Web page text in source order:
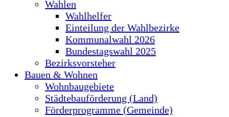
Wahlen
Wahlhelfer
Einteilung der Wahlbezirke
Kommunalwahl 2026
Bundestagswahl 2025
Bezirksvorsteher
Bauen & Wohnen
Wohnbaugebiete
Städtebauförderung (Land)
Förderprogramme (Gemeinde)